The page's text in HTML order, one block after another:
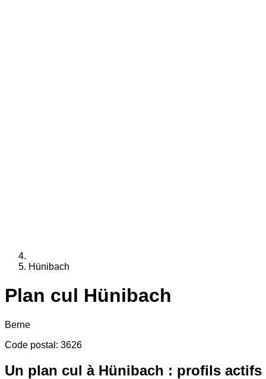
Hünibach
Plan cul Hünibach
Berne
Code postal : 3626
Un plan cul à Hünibach : profils actifs